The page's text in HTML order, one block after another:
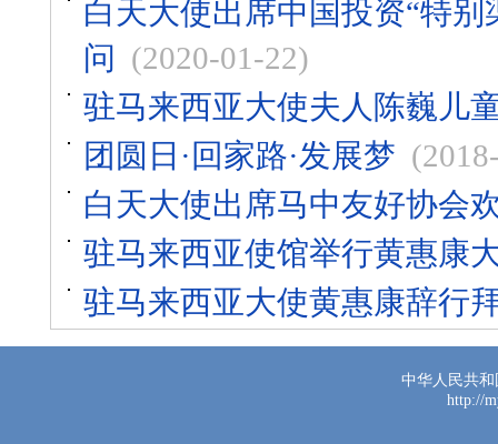
白天大使出席中国投资“特
问 (2020-01-22)
驻马来西亚大使夫人陈巍
团圆日·回家路·发展梦
白天大使出席马中友好协会
驻马来西亚使馆举行黄惠康
驻马来西亚大使黄惠康辞行
中华人民共
http://